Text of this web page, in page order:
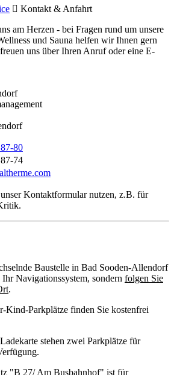
Kontakt & Anfahrt
am Herzen - bei Fragen rund um unsere
und Sauna helfen wir Ihnen gern
uns über Ihren Anruf oder eine E-
80
74
Kontaktformular nutzen, z.B. für
Baustelle in Bad Sooden-Allendorf
Navigationssystem, sondern folgen Sie
.
Kind-Parkplätze finden Sie kostenfrei
stehen zwei Parkplätze für
"B 27/ Am Busbahnhof" ist für